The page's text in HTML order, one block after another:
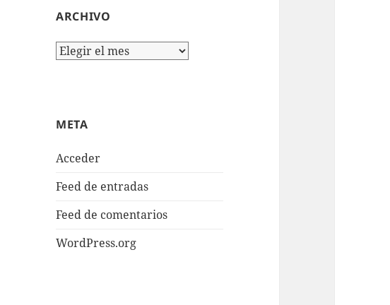
ARCHIVO
Archivo
META
Acceder
Feed de entradas
Feed de comentarios
WordPress.org